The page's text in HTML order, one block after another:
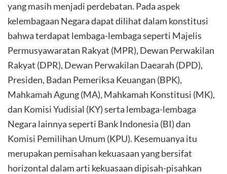
yang masih menjadi perdebatan. Pada aspek
kelembagaan Negara dapat dilihat dalam konstitusi
bahwa terdapat lembaga-lembaga seperti Majelis
Permusyawaratan Rakyat (MPR), Dewan Perwakilan
Rakyat (DPR), Dewan Perwakilan Daearah (DPD),
Presiden, Badan Pemeriksa Keuangan (BPK),
Mahkamah Agung (MA), Mahkamah Konstitusi (MK),
dan Komisi Yudisial (KY) serta lembaga-lembaga
Negara lainnya seperti Bank Indonesia (BI) dan
Komisi Pemilihan Umum (KPU). Kesemuanya itu
merupakan pemisahan kekuasaan yang bersifat
horizontal dalam arti kekuasaan dipisah-pisahkan